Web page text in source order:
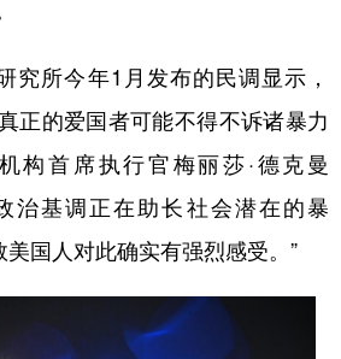
所今年1月发布的民调显示，
正的爱国者可能不得不诉诸暴力
构首席执行官梅丽莎·德克曼
治基调正在助长社会潜在的暴
国人对此确实有强烈感受。”